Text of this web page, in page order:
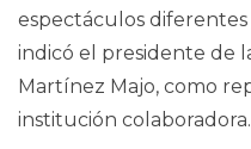
espectáculos
indicó el presidente de
Martínez Majo, como
institución colaboradora.